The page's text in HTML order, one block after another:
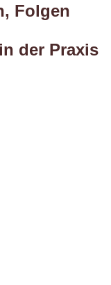
Folgen
der Praxis